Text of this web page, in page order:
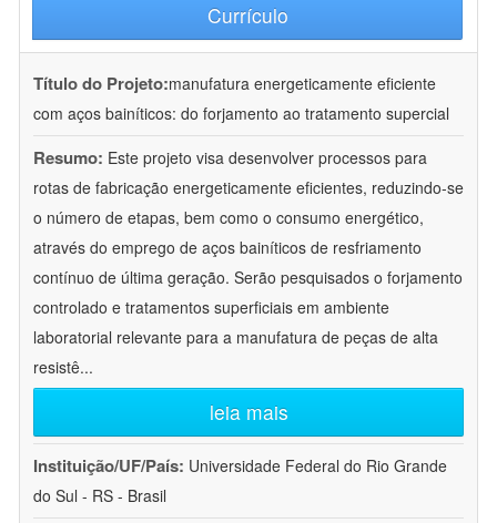
Currículo
Título do Projeto:manufatura energeticamente eficiente
com aços bainíticos: do forjamento ao tratamento supercial
Resumo: Este projeto visa desenvolver processos para
rotas de fabricação energeticamente eficientes, reduzindo-se
o número de etapas, bem como o consumo energético,
através do emprego de aços bainíticos de resfriamento
contínuo de última geração. Serão pesquisados o forjamento
controlado e tratamentos superficiais em ambiente
laboratorial relevante para a manufatura de peças de alta
resistê...
leia mais
Instituição/UF/País: Universidade Federal do Rio Grande
do Sul - RS - Brasil